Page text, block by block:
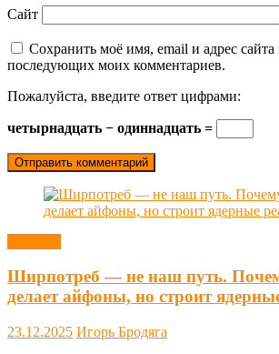
Сайт
Сохранить моё имя, email и адрес сайта
последующих моих комментариев.
Пожалуйста, введите ответ цифрами:
четырнадцать − одиннадцать =
Ширпотреб — не наш путь.
делает айфоны, но строит
23.12.2025 Игорь Бродяга